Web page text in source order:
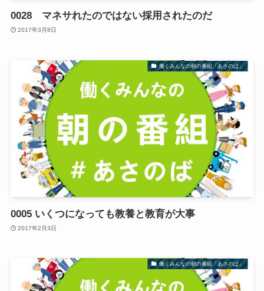
0028 マネサれたのではない採用されたのだ
2017年3月8日
働くみんなの朝の番組「あさのば」
0005 いくつになっても教養と教育が大事
2017年2月3日
働くみんなの朝の番組「あさのば」